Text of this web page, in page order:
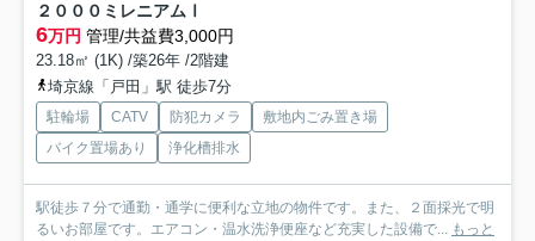
２０００ミレニアムⅠ
6万円 管理/共益費3,000円
23.18㎡ (1K) /築26年 /2階建
埼京線「戸田」駅 徒歩7分
駐輪場 CATV 防犯カメラ
敷地内ごみ置き場
バイク置場あり
浄化槽排水
駅徒歩７分で通勤・通学に便利な立地の物件です。また、２面採光で明
るいお部屋です。エアコン・温水洗浄便座など充実した設備で... もっと